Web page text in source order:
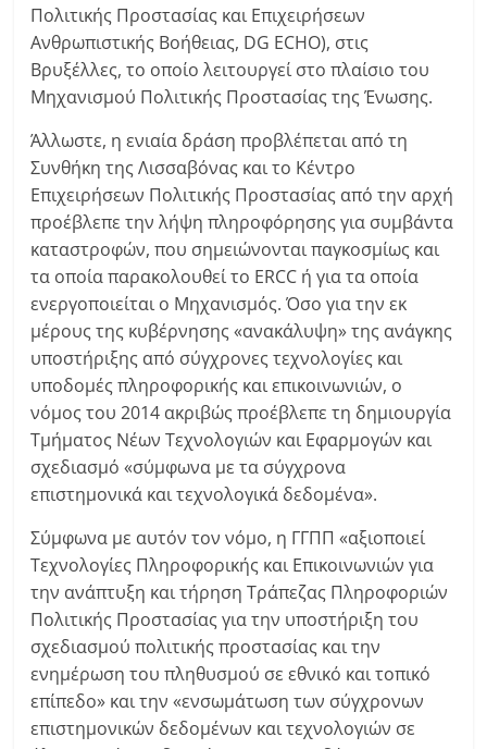
Πολιτικής Προστασίας και Επιχειρήσεων
Ανθρωπιστικής Βοήθειας, DG ECHO), στις
Βρυξέλλες, το οποίο λειτουργεί στο πλαίσιο του
Μηχανισμού Πολιτικής Προστασίας της Ένωσης.
Άλλωστε, η ενιαία δράση προβλέπεται από τη
Συνθήκη της Λισσαβόνας και το Κέντρο
Επιχειρήσεων Πολιτικής Προστασίας από την αρχή
προέβλεπε την λήψη πληροφόρησης για συμβάντα
καταστροφών, που σημειώνονται παγκοσμίως και
τα οποία παρακολουθεί το ERCC ή για τα οποία
ενεργοποιείται ο Μηχανισμός. Όσο για την εκ
μέρους της κυβέρνησης «ανακάλυψη» της ανάγκης
υποστήριξης από σύγχρονες τεχνολογίες και
υποδομές πληροφορικής και επικοινωνιών, ο
νόμος του 2014 ακριβώς προέβλεπε τη δημιουργία
Τμήματος Νέων Τεχνολογιών και Εφαρμογών και
σχεδιασμό «σύμφωνα με τα σύγχρονα
επιστημονικά και τεχνολογικά δεδομένα».
Σύμφωνα με αυτόν τον νόμο, η ΓΓΠΠ «αξιοποιεί
Τεχνολογίες Πληροφορικής και Επικοινωνιών για
την ανάπτυξη και τήρηση Τράπεζας Πληροφοριών
Πολιτικής Προστασίας για την υποστήριξη του
σχεδιασμού πολιτικής προστασίας και την
ενημέρωση του πληθυσμού σε εθνικό και τοπικό
επίπεδο» και την «ενσωμάτωση των σύγχρονων
επιστημονικών δεδομένων και τεχνολογιών σε